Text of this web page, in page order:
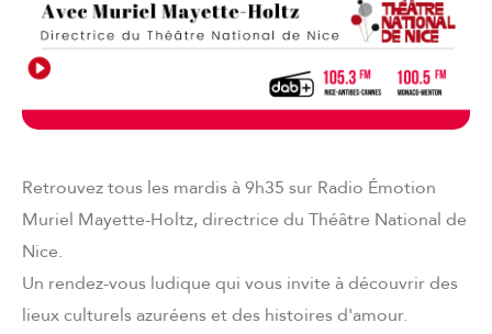
Retrouvez tous les mardis à 9h35 sur Radio Émotion
Muriel Mayette-Holtz, directrice du Théâtre National de
Nice.
Un rendez-vous ludique qui vous invite à découvrir des
lieux culturels azuréens et des histoires d'amour.